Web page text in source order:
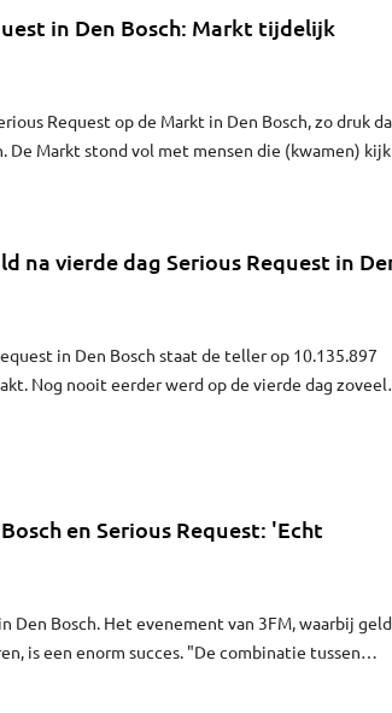
in Den Bosch: Markt tijdelijk
Request op de Markt in Den Bosch, zo druk
Markt stond vol met mensen die (kwamen)
na vierde dag Serious Request in
in Den Bosch staat de teller op 10.135.897
Nog nooit eerder werd op de vierde dag zoveel
en Serious Request: 'Echt
Den Bosch. Het evenement van 3FM, waarbij geld
is een enorm succes. "De combinatie tussen